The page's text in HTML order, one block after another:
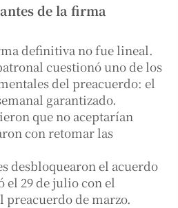
de la firma
definitiva no fue lineal.
cuestionó uno de los
del preacuerdo: el
garantizado.
que no aceptarían
con retomar las
desbloquearon el acuerdo
el 29 de julio con el
de marzo.